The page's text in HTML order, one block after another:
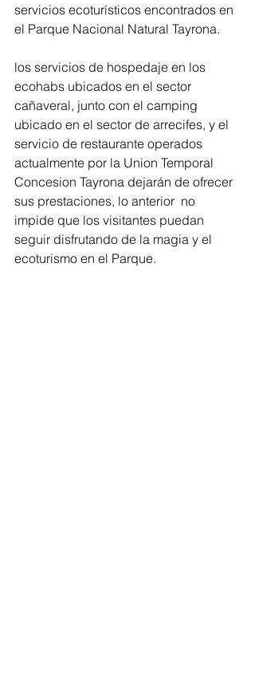
servicios ecoturísticos encontrados en
el Parque Nacional Natural Tayrona.
los servicios de hospedaje en los
ecohabs ubicados en el sector
cañaveral, junto con el camping
ubicado en el sector de arrecifes, y el
servicio de restaurante operados
actualmente por la Union Temporal
Concesion Tayrona dejarán de ofrecer
sus prestaciones, lo anterior  no
impide que los visitantes puedan
seguir disfrutando de la magia y el
ecoturismo en el Parque.